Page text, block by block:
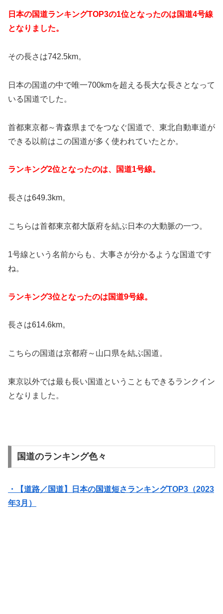
日本の国道ランキングTOP3の1位となったのは国道4号線
となりました。
その長さは742.5km。
日本の国道の中で唯一700kmを超える長大な長さとなって
いる国道でした。
首都東京都～青森県までをつなぐ国道で、東北自動車道が
できる以前はこの国道が多く使われていたとか。
ランキング2位となったのは、国道1号線。
長さは649.3km。
こちらは首都東京都大阪府を結ぶ日本の大動脈の一つ。
1号線という名前からも、大事さが分かるような国道です
ね。
ランキング3位となったのは国道9号線。
長さは614.6km。
こちらの国道は京都府～山口県を結ぶ国道。
東京以外では最も長い国道ということもできるランクイン
となりました。
国道のランキング色々
・【道路／国道】日本の国道短さランキングTOP3（2023
年3月）